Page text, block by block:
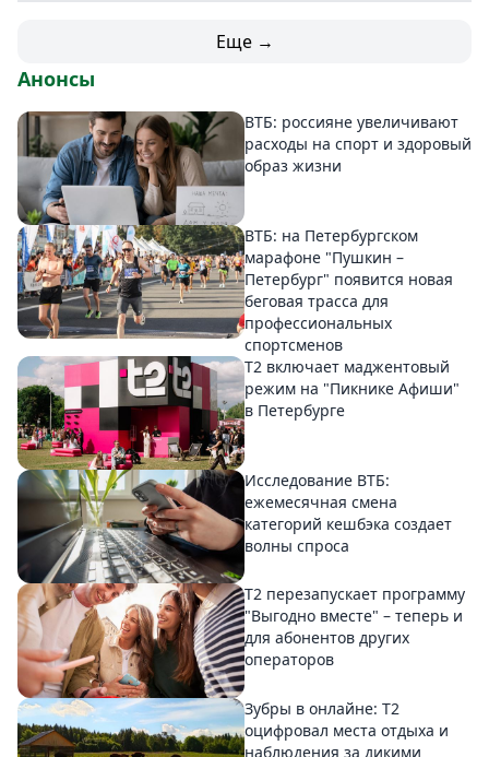
Еще →
Анонсы
ВТБ: россияне увеличивают
расходы на спорт и здоровый
образ жизни
ВТБ: на Петербургском
марафоне "Пушкин –
Петербург" появится новая
беговая трасса для
профессиональных
спортсменов
Т2 включает маджентовый
режим на "Пикнике Афиши"
в Петербурге
Исследование ВТБ:
ежемесячная смена
категорий кешбэка создает
волны спроса
Т2 перезапускает программу
"Выгодно вместе" – теперь и
для абонентов других
операторов
Зубры в онлайне: Т2
оцифровал места отдыха и
наблюдения за дикими